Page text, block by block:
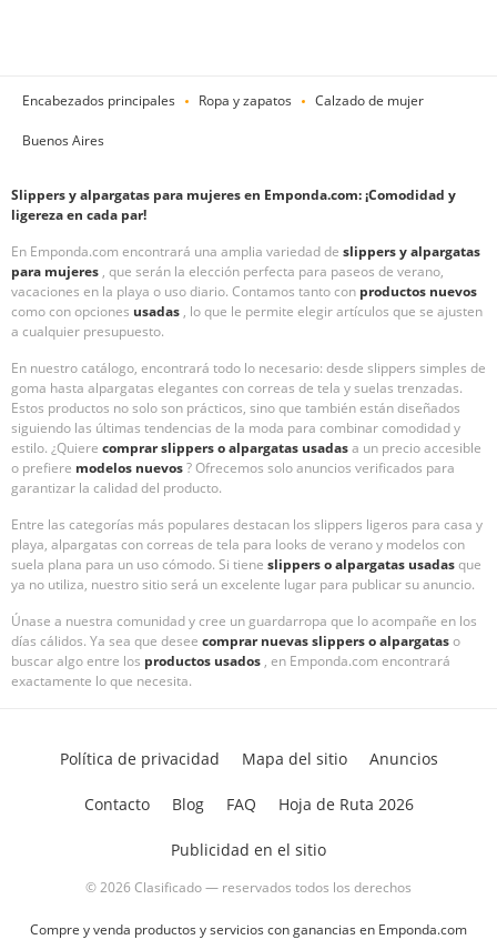
Encabezados principales Ropa y zapatos Calzado de mujer
Buenos Aires
Slippers y alpargatas para mujeres en Emponda.com: ¡Comodidad y
ligereza en cada par!
En Emponda.com encontrará una amplia variedad de slippers y alpargatas
para mujeres , que serán la elección perfecta para paseos de verano,
vacaciones en la playa o uso diario. Contamos tanto con productos nuevos
como con opciones usadas , lo que le permite elegir artículos que se ajusten
a cualquier presupuesto.
En nuestro catálogo, encontrará todo lo necesario: desde slippers simples de
goma hasta alpargatas elegantes con correas de tela y suelas trenzadas.
Estos productos no solo son prácticos, sino que también están diseñados
siguiendo las últimas tendencias de la moda para combinar comodidad y
estilo. ¿Quiere comprar slippers o alpargatas usadasa un precio accesible
o prefiere modelos nuevos? Ofrecemos solo anuncios verificados para
garantizar la calidad del producto.
Entre las categorías más populares destacan los slippers ligeros para casa y
playa, alpargatas con correas de tela para looks de verano y modelos con
suela plana para un uso cómodo. Si tiene slippers o alpargatas usadasque
ya no utiliza, nuestro sitio será un excelente lugar para publicar su anuncio.
Únase a nuestra comunidad y cree un guardarropa que lo acompañe en los
días cálidos. Ya sea que desee comprar nuevas slippers o alpargataso
buscar algo entre los productos usados , en Emponda.com encontrará
exactamente lo que necesita.
© 2026 Clasificado — reservados todos los derechos
Política de privacidad Mapa del sitio Anuncios
Contacto Blog FAQ Hoja de Ruta 2026
Publicidad en el sitio
Compre y venda productos y servicios con ganancias en Emponda.com